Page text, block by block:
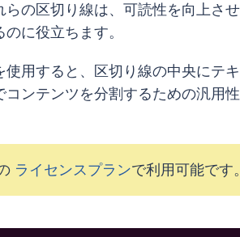
の区切り線は、可読性を向上さ
に役立ちます。
用すると、区切り線の中央にテ
ンテンツを分割するための汎用
ライセンスプランで利用可能です。